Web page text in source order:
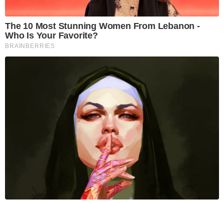
The 10 Most Stunning Women From Lebanon -
Who Is Your Favorite?
BRAINBERRIES